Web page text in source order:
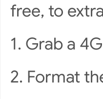
free, to
1. Grab a
2. Format